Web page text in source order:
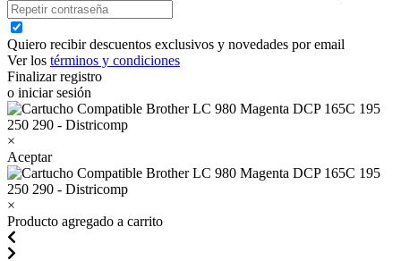
Quiero recibir descuentos exclusivos y novedades por email
Ver los términos y condiciones
Finalizar registro
o iniciar sesión
×
Aceptar
×
Producto agregado a carrito